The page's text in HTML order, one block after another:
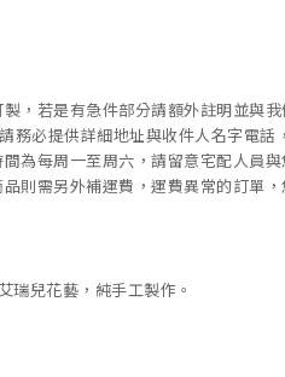
，若是有急件部分請額外註明並與我
務必提供詳細地址與收件人名字電話
為每周一至周六，請留意宅配人員
則需另外補運費，運費異常的訂單，
瑞兒花藝，純手工製作。